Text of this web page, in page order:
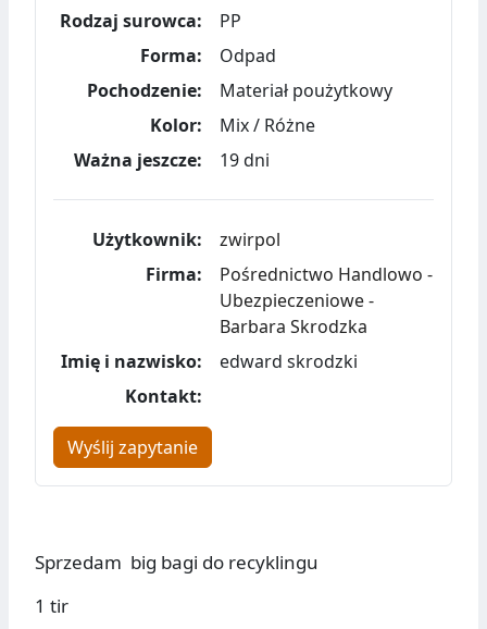
Rodzaj surowca:
PP
Forma:
Odpad
Pochodzenie:
Materiał poużytkowy
Kolor:
Mix / Różne
Ważna jeszcze:
19 dni
Użytkownik:
zwirpol
Firma:
Pośrednictwo Handlowo -
Ubezpieczeniowe -
Barbara Skrodzka
Imię i nazwisko:
edward skrodzki
Kontakt:
Wyślij zapytanie
Sprzedam big bagi do recyklingu
1 tir